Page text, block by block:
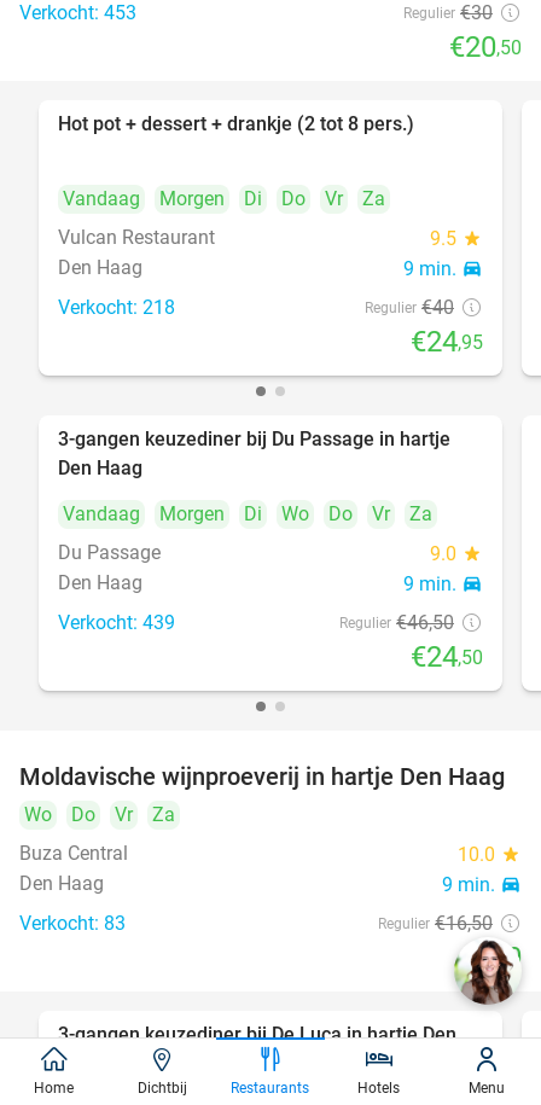
Verkocht: 453 Regulier €30
€20,50
Hot pot + dessert + drankje (2 tot 8 pers.)
Vandaag Morgen Di Do Vr
Za
Vulcan Restaurant
9.5 star
Den Haag 9 min. directions_car
Verkocht: 218 Regulier €40
€24,95
47%
3-gangen keuzediner bij Du Passage in hartje
Den Haag
Vandaag
Morgen Di Wo Do Vr
Za
Du Passage
9.0 star
Den Haag 9 min. directions_car
Verkocht: 439 Regulier €46,50
€24,50
39%
Moldavische wijnproeverij in hartje Den Haag
Wo Do Vr
Za
Buza Central
10.0 star
Den Haag 9 min. directions_car
Verkocht: 83 Regulier €16,50
€10
47%
3-gangen keuzediner bij De Luca in hartje Den
Haag
Home Dichtbij Restaurants Hotels Menu